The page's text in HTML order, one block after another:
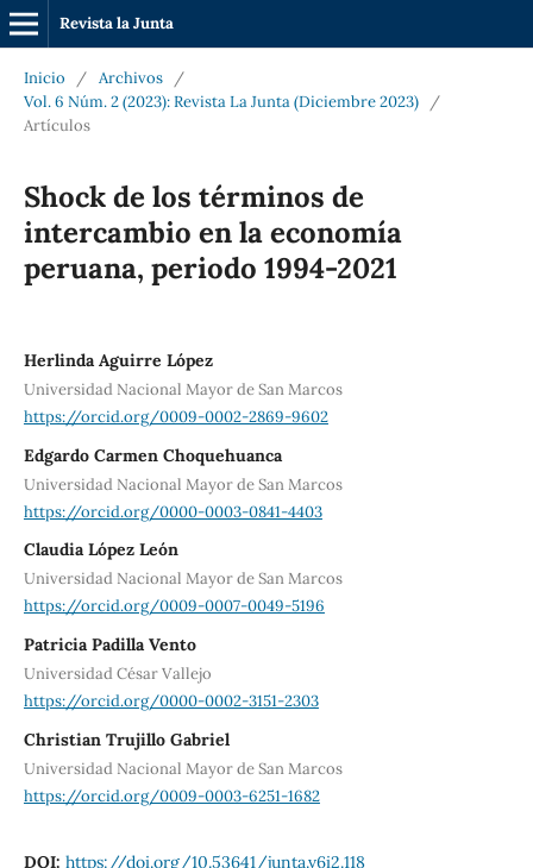
Revista la Junta
Inicio / Archivos
/
Vol. 6 Núm. 2 (2023): Revista La Junta (Diciembre 2023)
/
Artículos
Shock de los términos de
intercambio en la economía
peruana, periodo 1994-2021
Herlinda Aguirre López
Universidad Nacional Mayor de San Marcos
https://orcid.org/0009-0002-2869-9602
Edgardo Carmen Choquehuanca
Universidad Nacional Mayor de San Marcos
https://orcid.org/0000-0003-0841-4403
Claudia López León
Universidad Nacional Mayor de San Marcos
https://orcid.org/0009-0007-0049-5196
Patricia Padilla Vento
Universidad César Vallejo
https://orcid.org/0000-0002-3151-2303
Christian Trujillo Gabriel
Universidad Nacional Mayor de San Marcos
https://orcid.org/0009-0003-6251-1682
DOI: https://doi.org/10.53641/junta.v6i2.118